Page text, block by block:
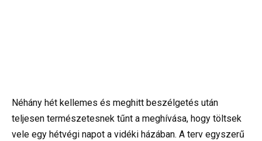
Néhány hét kellemes és meghitt beszélgetés után
teljesen természetesnek tűnt a meghívása, hogy töltsek
vele egy hétvégi napot a vidéki házában. A terv egyszerű